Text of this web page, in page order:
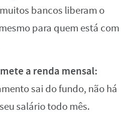
bancos liberam o
para quem está com
a renda mensal:
sai do fundo, não há
salário todo mês.